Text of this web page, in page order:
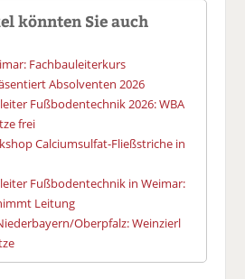
könnten Sie auch
Fachbauleiterkurs
Absolventen 2026
Fußbodentechnik 2026: WBA
frei
Calciumsulfat-Fließstriche in
Fußbodentechnik in Weimar:
Leitung
Oberpfalz: Weinzierl